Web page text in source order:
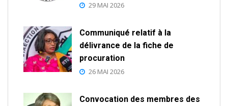
29 MAI 2026
Communiqué relatif à la
délivrance de la fiche de
procuration
26 MAI 2026
Convocation des membres des